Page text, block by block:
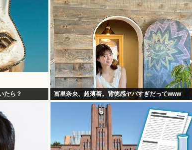
たら？ 冨里奈央、超薄着。背徳感ヤバすぎだってwww